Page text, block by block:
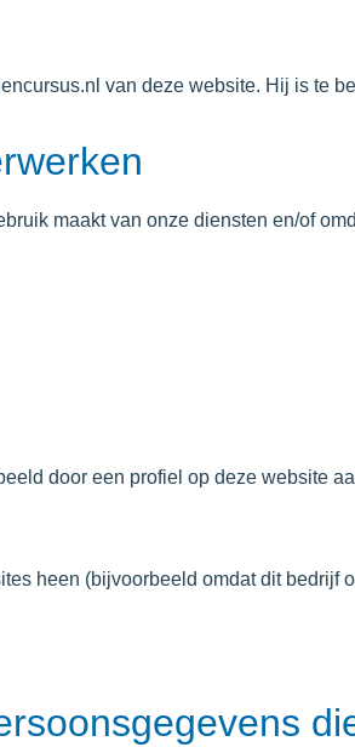
van deze website. Hij is te
maakt van onze diensten en/of
door een profiel op deze website
heen (bijvoorbeeld omdat dit bedrijf